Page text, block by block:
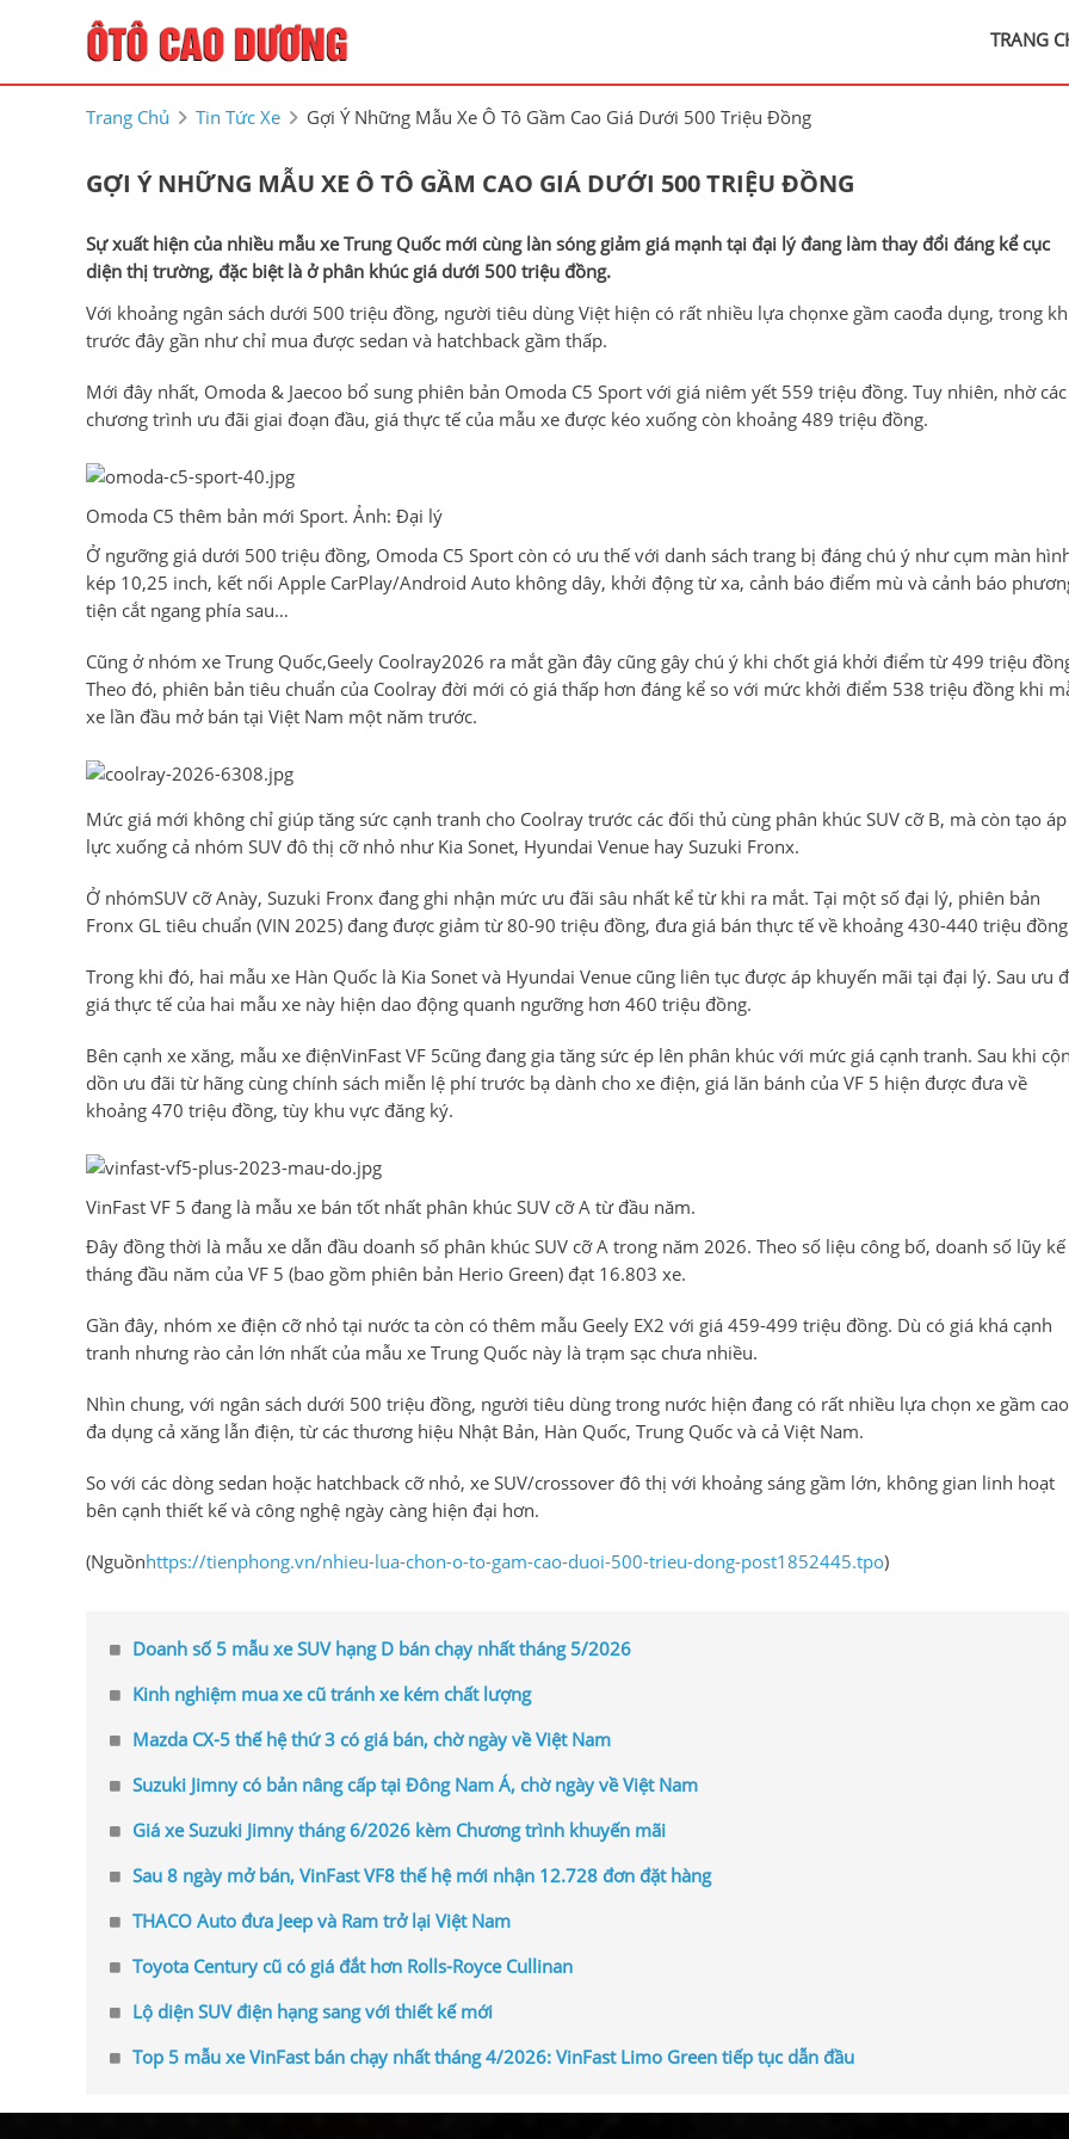
TRANG
Trang Chủ Tin Tức Xe Gợi Ý Những Mẫu Xe Ô Tô Gầm Cao Giá Dưới 500 Triệu Đồng
GỢI Ý NHỮNG MẪU XE Ô TÔ GẦM CAO GIÁ DƯỚI 500 TRIỆU ĐỒNG
Sự xuất hiện của nhiều mẫu xe Trung Quốc mới cùng làn sóng giảm giá mạnh tại đại lý đang làm thay đổi đáng kể cục
diện thị trường, đặc biệt là ở phân khúc giá dưới 500 triệu đồng.
Với khoảng ngân sách dưới 500 triệu đồng, người tiêu dùng Việt hiện có rất nhiều lựa chọnxe gầm caođa dụng, trong
trước đây gần như chỉ mua được sedan và hatchback gầm thấp.
Mới đây nhất, Omoda & Jaecoo bổ sung phiên bản Omoda C5 Sport với giá niêm yết 559 triệu đồng. Tuy nhiên, nhờ các
chương trình ưu đãi giai đoạn đầu, giá thực tế của mẫu xe được kéo xuống còn khoảng 489 triệu đồng.
Omoda C5 thêm bản mới Sport. Ảnh: Đại lý
Ở ngưỡng giá dưới 500 triệu đồng, Omoda C5 Sport còn có ưu thế với danh sách trang bị đáng chú ý như cụm màn
kép 10,25 inch, kết nối Apple CarPlay/Android Auto không dây, khởi động từ xa, cảnh báo điểm mù và cảnh báo
tiện cắt ngang phía sau…
Cũng ở nhóm xe Trung Quốc,Geely Coolray2026 ra mắt gần đây cũng gây chú ý khi chốt giá khởi điểm từ 499 triệu
Theo đó, phiên bản tiêu chuẩn của Coolray đời mới có giá thấp hơn đáng kể so với mức khởi điểm 538 triệu đồng khi
xe lần đầu mở bán tại Việt Nam một năm trước.
Mức giá mới không chỉ giúp tăng sức cạnh tranh cho Coolray trước các đối thủ cùng phân khúc SUV cỡ B, mà còn tạo áp
lực xuống cả nhóm SUV đô thị cỡ nhỏ như Kia Sonet, Hyundai Venue hay Suzuki Fronx.
Ở nhómSUV cỡ Anày, Suzuki Fronx đang ghi nhận mức ưu đãi sâu nhất kể từ khi ra mắt. Tại một số đại lý, phiên bản
Fronx GL tiêu chuẩn (VIN 2025) đang được giảm từ 80-90 triệu đồng, đưa giá bán thực tế về khoảng 430-440 triệu
Trong khi đó, hai mẫu xe Hàn Quốc là Kia Sonet và Hyundai Venue cũng liên tục được áp khuyến mãi tại đại lý. Sau ưu
giá thực tế của hai mẫu xe này hiện dao động quanh ngưỡng hơn 460 triệu đồng.
Bên cạnh xe xăng, mẫu xe điệnVinFast VF 5cũng đang gia tăng sức ép lên phân khúc với mức giá cạnh tranh. Sau khi
dồn ưu đãi từ hãng cùng chính sách miễn lệ phí trước bạ dành cho xe điện, giá lăn bánh của VF 5 hiện được đưa về
khoảng 470 triệu đồng, tùy khu vực đăng ký.
VinFast VF 5 đang là mẫu xe bán tốt nhất phân khúc SUV cỡ A từ đầu năm.
Đây đồng thời là mẫu xe dẫn đầu doanh số phân khúc SUV cỡ A trong năm 2026. Theo số liệu công bố, doanh số lũy
tháng đầu năm của VF 5 (bao gồm phiên bản Herio Green) đạt 16.803 xe.
Gần đây, nhóm xe điện cỡ nhỏ tại nước ta còn có thêm mẫu Geely EX2 với giá 459-499 triệu đồng. Dù có giá khá cạnh
tranh nhưng rào cản lớn nhất của mẫu xe Trung Quốc này là trạm sạc chưa nhiều.
Nhìn chung, với ngân sách dưới 500 triệu đồng, người tiêu dùng trong nước hiện đang có rất nhiều lựa chọn xe gầm cao
đa dụng cả xăng lẫn điện, từ các thương hiệu Nhật Bản, Hàn Quốc, Trung Quốc và cả Việt Nam.
So với các dòng sedan hoặc hatchback cỡ nhỏ, xe SUV/crossover đô thị với khoảng sáng gầm lớn, không gian linh hoạt
bên cạnh thiết kế và công nghệ ngày càng hiện đại hơn.
(Nguồnhttps://tienphong.vn/nhieu-lua-chon-o-to-gam-cao-duoi-500-trieu-dong-post1852445.tpo)
Doanh số 5 mẫu xe SUV hạng D bán chạy nhất tháng 5/2026
Kinh nghiệm mua xe cũ tránh xe kém chất lượng
Mazda CX-5 thế hệ thứ 3 có giá bán, chờ ngày về Việt Nam
Suzuki Jimny có bản nâng cấp tại Đông Nam Á, chờ ngày về Việt Nam
Giá xe Suzuki Jimny tháng 6/2026 kèm Chương trình khuyến mãi
Sau 8 ngày mở bán, VinFast VF8 thế hệ mới nhận 12.728 đơn đặt hàng
THACO Auto đưa Jeep và Ram trở lại Việt Nam
Toyota Century cũ có giá đắt hơn Rolls-Royce Cullinan
Lộ diện SUV điện hạng sang với thiết kế mới
Top 5 mẫu xe VinFast bán chạy nhất tháng 4/2026: VinFast Limo Green tiếp tục dẫn đầu